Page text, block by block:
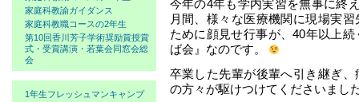
家庭科教諭ガイダンス
家庭科教職コースの2年生
第10回香川芳子学術奨励賞授賞
式・受賞講演・若葉会同窓会総
会
1年生フレッシュマンキャンプ
今年の4年も学内実習を無事に終
月間、様々な医療機関に現場
ために顔見せ行事が、40年以上
ば会』なのです。
卒業した先輩が後輩へ引き継ぎ、
の方々が駆けつけてくださいまし